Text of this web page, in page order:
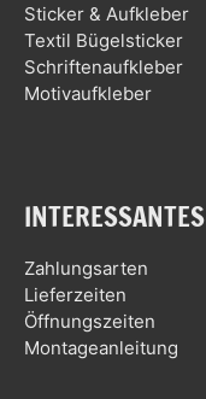
Sticker & Aufkleber
Textil Bügelsticker
Schriftenaufkleber
Motivaufkleber
INTERESSANTES
Zahlungsarten
Lieferzeiten
Öffnungszeiten
Montageanleitung